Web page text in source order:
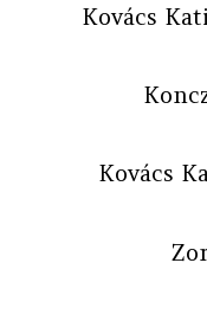
Kovács
Kovács